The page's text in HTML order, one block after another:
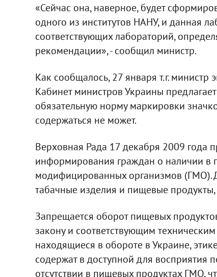
«Сейчас она, наверное, будет
одного из институтов НАНУ, и данная
соответствующих лабораторий,
рекомендации», - сообщил министр.
Как сообщалось, 27 января т.г.
Кабинет министров Украины
обязательную норму маркировки
содержаться не может.
Верховная Рада 17 декабря 2009 года
информирования граждан о наличии в
модифицированных организмов (ГМО).
табачные изделия и пищевые
Запрещается оборот пищевых
закону и соответствующим
находящиеся в обороте в Украине,
содержат в доступной для
отсутствии в пищевых продуктах ГМО,